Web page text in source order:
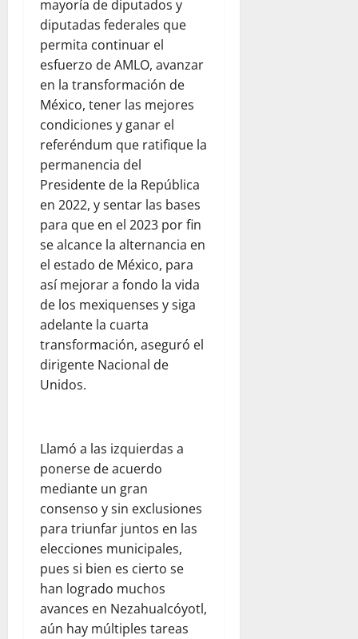
mayoría de diputados y
diputadas federales que
permita continuar el
esfuerzo de AMLO, avanzar
en la transformación de
México, tener las mejores
condiciones y ganar el
referéndum que ratifique la
permanencia del
Presidente de la República
en 2022, y sentar las bases
para que en el 2023 por fin
se alcance la alternancia en
el estado de México, para
así mejorar a fondo la vida
de los mexiquenses y siga
adelante la cuarta
transformación, aseguró el
dirigente Nacional de
Unidos.
Llamó a las izquierdas a
ponerse de acuerdo
mediante un gran
consenso y sin exclusiones
para triunfar juntos en las
elecciones municipales,
pues si bien es cierto se
han logrado muchos
avances en Nezahualcóyotl,
aún hay múltiples tareas